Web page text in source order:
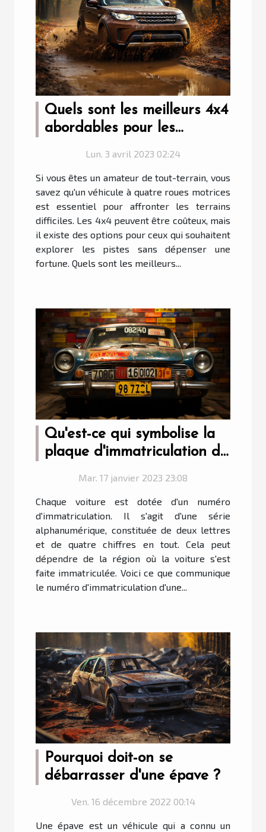
Quels sont les meilleurs 4x4
abordables pour les
Lun. 3 avril 2023 02:24
Si vous êtes un amateur de tout-terrain, vous
savez qu'un véhicule à quatre roues motrices
est essentiel pour affronter les terrains
difficiles. Les 4x4 peuvent être coûteux, mais
il existe des options pour ceux qui souhaitent
explorer les pistes sans dépenser une
fortune. Quels sont les meilleurs...
Qu'est-ce qui symbolise la
plaque d'immatriculation de
Mar. 17 janvier 2023 23:08
Chaque voiture est dotée d'un numéro
d'immatriculation. Il s'agit d'une série
alphanumérique, constituée de deux lettres
et de quatre chiffres en tout. Cela peut
dépendre de la région où la voiture s'est
faite immatriculée. Voici ce que communique
le numéro d'immatriculation d'une...
Pourquoi doit-on se
débarrasser d'une épave ?
Ven. 16 décembre 2022 00:14
Une épave est un véhicule qui a connu un